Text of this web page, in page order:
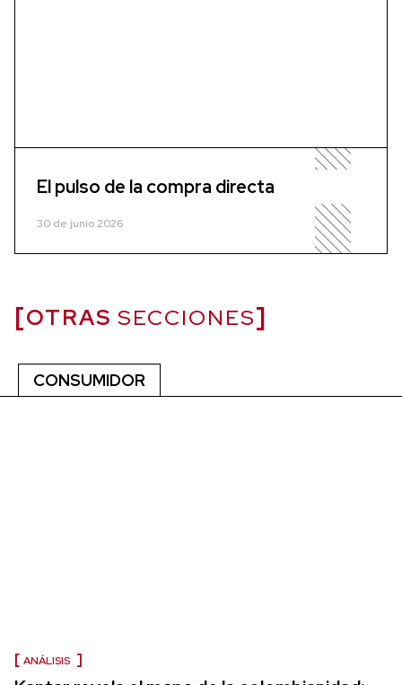
El pulso de la compra directa
30 de junio 2026
OTRAS SECCIONES
CONSUMIDOR
ANÁLISIS